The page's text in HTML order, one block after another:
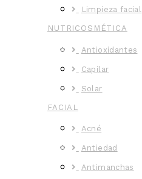
Limpieza facial
NUTRICOSMÉTICA
Antioxidantes
Capilar
Solar
FACIAL
Acné
Antiedad
Antimanchas